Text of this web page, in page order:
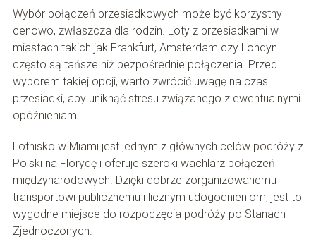
Wybór połączeń przesiadkowych może być korzystny
cenowo, zwłaszcza dla rodzin. Loty z przesiadkami w
miastach takich jak Frankfurt, Amsterdam czy Londyn
często są tańsze niż bezpośrednie połączenia. Przed
wyborem takiej opcji, warto zwrócić uwagę na czas
przesiadki, aby uniknąć stresu związanego z ewentualnymi
opóźnieniami.
Lotnisko w Miami jest jednym z głównych celów podróży z
Polski na Florydę i oferuje szeroki wachlarz połączeń
międzynarodowych. Dzięki dobrze zorganizowanemu
transportowi publicznemu i licznym udogodnieniom, jest to
wygodne miejsce do rozpoczęcia podróży po Stanach
Zjednoczonych.